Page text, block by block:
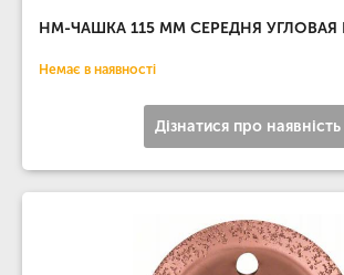
НМ-ЧАШКА 115 ММ СЕРЕДНЯ УГЛОВАЯ
Немає в наявності
Дізнатися про наявність